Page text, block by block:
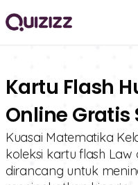
Kartu Flash
Online Gratis
Kuasai Matematika
koleksi kartu flash Law
dirancang untuk